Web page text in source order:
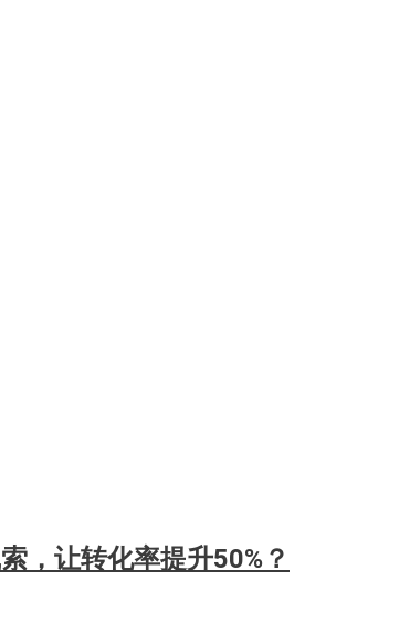
，让转化率提升50%？